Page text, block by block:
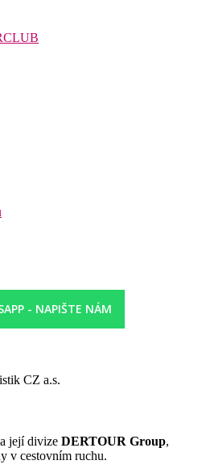
- NAPIŠTE NÁM
CZ a.s.
a její divize DERTOUR Group,
v cestovním ruchu.